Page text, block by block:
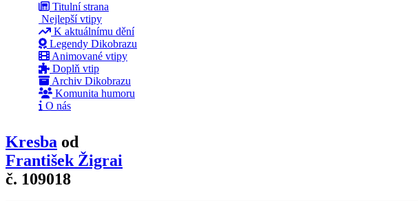
Titulní strana
Nejlepší vtipy
K aktuálnímu dění
Legendy Dikobrazu
Animované vtipy
Doplň vtip
Archiv Dikobrazu
Komunita humoru
O nás
Kresba od
František Žigrai
č. 109018